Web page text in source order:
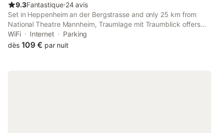
9.3Fantastique⋅24 avis
Set in Heppenheim an der Bergstrasse and only 25 km from
National Theatre Mannheim, Traumlage mit Traumblick offers
accommodation with garden views, free WiFi and free private
parking.
WiFi Internet
Parking
dès 109 € par nuit